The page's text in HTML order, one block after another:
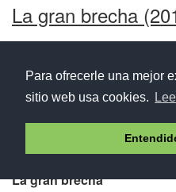
Para ofrecerle una mejor
sitio web usa cookies.
La gran brecha
01.
la existencia de actores
interesados. Con esas bases,
La gran brecha